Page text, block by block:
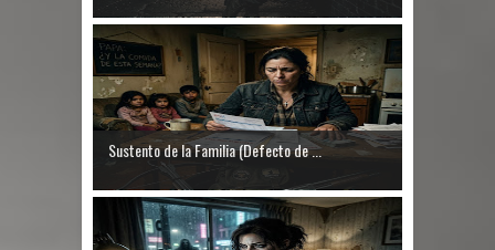
Sustento de la Familia (Defecto de ...